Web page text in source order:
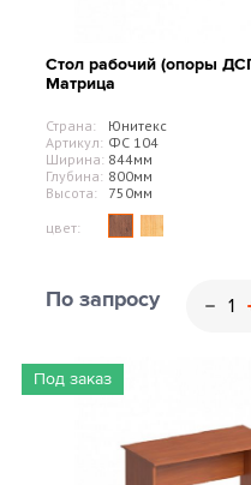
Стол рабочий (опоры
Матрица
Страна:
Юнитекс
Артикул: ФС 104
Ширина: 844мм
Глубина: 800мм
Высота:
750мм
цвет:
По запросу
Под заказ